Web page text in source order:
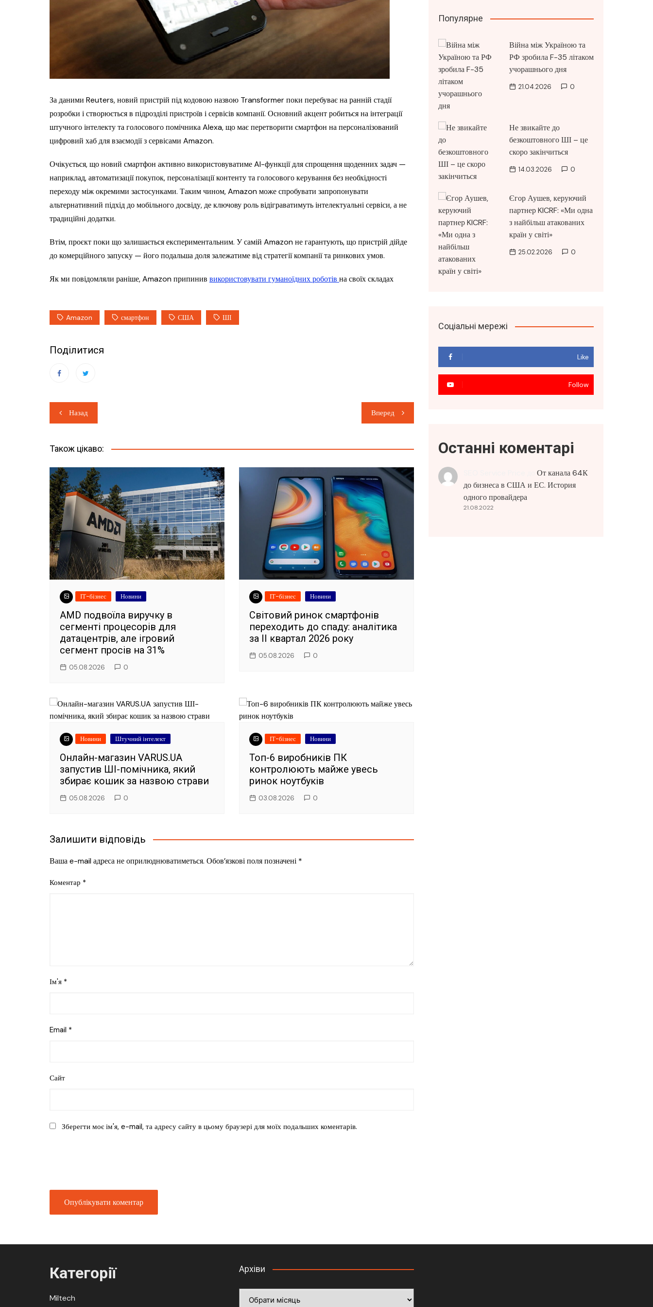
За даними Reuters, новий пристрій під кодовою назвою Transformer поки перебуває на ранній стадії
розробки і створюється в підрозділі пристроїв і сервісів компанії. Основний акцент робиться на інтеграції
штучного інтелекту та голосового помічника Alexa, що має перетворити смартфон на персоналізований
цифровий хаб для взаємодії з сервісами Amazon.
Очікується, що новий смартфон активно використовуватиме AI-функції для спрощення щоденних задач —
наприклад, автоматизації покупок, персоналізації контенту та голосового керування без необхідності
переходу між окремими застосунками. Таким чином, Amazon може спробувати запропонувати
альтернативний підхід до мобільного досвіду, де ключову роль відіграватимуть інтелектуальні сервіси, а не
традиційні додатки.
Втім, проєкт поки що залишається експериментальним. У самій Amazon не гарантують, що пристрій дійде
до комерційного запуску — його подальша доля залежатиме від стратегії компанії та ринкових умов.
Як ми повідомляли раніше, Amazon припинив використовувати гуманоїдних роботів на своїх складах
Amazon смартфон США ШІ
Поділитися
Навігація
записів
Назад Вперед
Також цікаво:
ІТ-бізнес Новини
AMD подвоїла виручку в
сегменті процесорів для
датацентрів, але ігровий
сегмент просів на 31%
05.08.2026 0
ІТ-бізнес Новини
Світовий ринок смартфонів
переходить до спаду: аналітика
за II квартал 2026 року
05.08.2026 0
Новини Штучний інтелект
Онлайн-магазин VARUS.UA
запустив ШІ-помічника, який
збирає кошик за назвою страви
05.08.2026 0
ІТ-бізнес Новини
Топ-6 виробників ПК
контролюють майже увесь
ринок ноутбуків
03.08.2026 0
Залишити відповідь
Ваша e-mail адреса не оприлюднюватиметься. Обов’язкові поля позначені *
Коментар *
Ім'я *
Email *
Сайт
Зберегти моє ім'я, e-mail, та адресу сайту в цьому браузері для моїх подальших коментарів.
Популярне
Війна між Україною та
РФ зробила F-35 літаком
учорашнього дня
21.04.2026 0
Не звикайте до
безкоштовного ШІ – це
скоро закінчиться
14.03.2026 0
Єгор Аушев, керуючий
партнер KICRF: «Ми одна
з найбільш атакованих
країн у світі»
25.02.2026 0
Соціальні мережі
Like
Follow
Останні коментарі
От канала 64К
до бизнеса в США и ЕС. История
одного провайдера
21.08.2022
Категорії
Miltech
Архіви